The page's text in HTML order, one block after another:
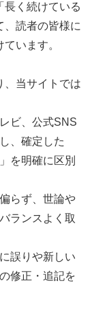
長く続けている
、読者の皆様に
います。
、当サイトでは
ビ、公式SNS
、確定した
を明確に区別
らず、世論や
ランスよく取
誤りや新しい
修正・追記を